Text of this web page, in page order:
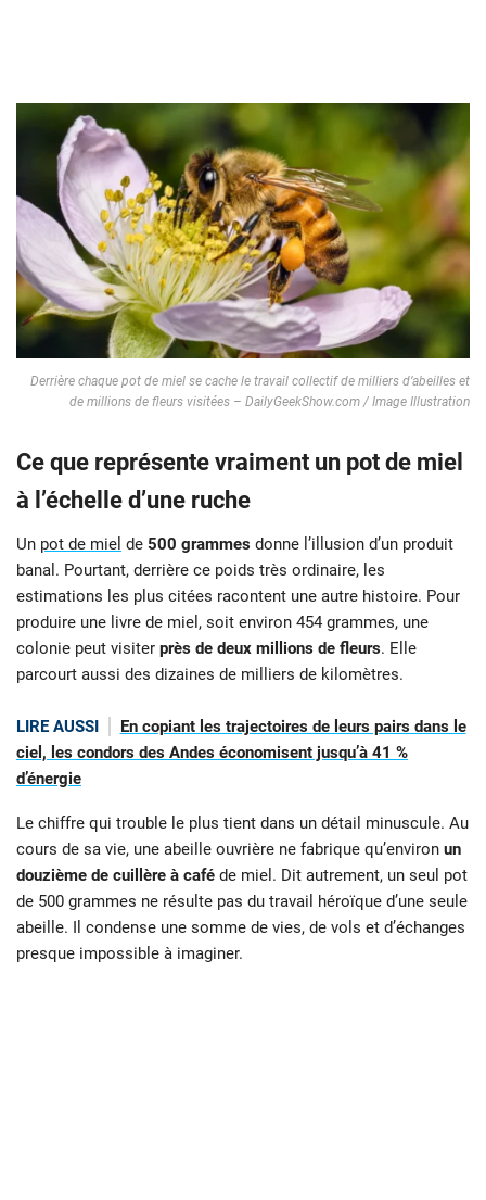
Derrière chaque pot de miel se cache le travail collectif de milliers d’abeilles et
de millions de fleurs visitées – DailyGeekShow.com / Image Illustration
Ce que représente vraiment un pot de miel
à l’échelle d’une ruche
Un pot de miel de 500 grammes donne l’illusion d’un produit
banal. Pourtant, derrière ce poids très ordinaire, les
estimations les plus citées racontent une autre histoire. Pour
produire une livre de miel, soit environ 454 grammes, une
colonie peut visiter près de deux millions de fleurs. Elle
parcourt aussi des dizaines de milliers de kilomètres.
LIRE AUSSI
En copiant les trajectoires de leurs pairs dans le
ciel, les condors des Andes économisent jusqu’à 41 %
d’énergie
Le chiffre qui trouble le plus tient dans un détail minuscule. Au
cours de sa vie, une abeille ouvrière ne fabrique qu’environ un
douzième de cuillère à café de miel. Dit autrement, un seul pot
de 500 grammes ne résulte pas du travail héroïque d’une seule
abeille. Il condense une somme de vies, de vols et d’échanges
presque impossible à imaginer.